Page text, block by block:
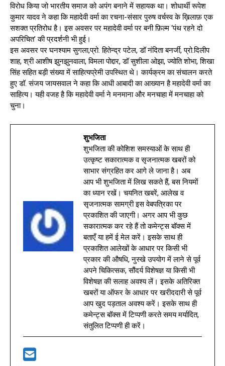
विरोध किया जो भारतीय समाज को अपंग बनाने में सहायक था। शोधार्थी रूपेश
कुमार यादव ने कहा कि महादेवी वर्मा का रचना-संसार पुरुष वर्चस्व के ख़िलाफ़ एक
सशक्त प्रतिरोध है। इस अवसर पर महादेवी वर्मा पर बनी फ़िल्म ‘पंथ रहने दो
अपरिचित’ की प्रदर्शनी भी हुई।
इस अवसर पर घनश्याम सुगला,प्रो. हितेन्द्र पटेल, डॉ नंदिता बनर्जी, प्रो.दिलीप
शाह, श्री आशीष झुनझुनवाला, विमला पोद्दार, डॉ सुशीला ओझा, ज्योति शोभा, शिखा
सिंह सहित बड़ी संख्या में साहित्यप्रेमी उपस्थित थे। कार्यक्रम का संचालन करते
हुए डॉ. संजय जायसवाल ने कहा कि आधी आबादी का आख्यान है महादेवी वर्मा का
साहित्य। यही वजह है कि महादेवी वर्मा ने मनमाना और मनचाहा में मनचाहा को
चुना।
शुभजिता
शुभजिता की कोशिश समस्याओं के साथ ही
उत्कृष्ट सकारात्मक व सृजनात्मक खबरों को
साभार संग्रहित कर आगे ले जाना है। अब
आप भी शुभजिता में लिख सकते हैं, बस नियमों
का ध्यान रखें। चयनित खबरें, आलेख व
सृजनात्मक सामग्री इस वेबपत्रिका पर
प्रकाशित की जाएगी। अगर आप भी कुछ
सकारात्मक कर रहे हैं तो कमेन्ट्स बॉक्स में
बताएँ या हमें ई मेल करें। इसके साथ ही
प्रकाशित आलेखों के आधार पर किसी भी
प्रकार की औषधि, नुस्खे उपयोग में लाने से पूर्व
अपने चिकित्सक, सौंदर्य विशेषज्ञ या किसी भी
विशेषज्ञ की सलाह अवश्य लें। इसके अतिरिक्त
खबरों या ऑफर के आधार पर खरीददारी से पूर्व
आप खुद पड़ताल अवश्य करें। इसके साथ ही
कमेन्ट्स बॉक्स में टिप्पणी करते समय मर्यादित,
संतुलित टिप्पणी ही करें।